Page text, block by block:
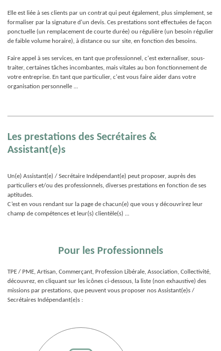
Elle est liée à ses clients par un contrat qui peut également, plus simplement, se
formaliser par la signature d'un devis. Ces prestations sont effectuées de façon
ponctuelle (un remplacement de courte durée) ou régulière (un besoin régulier
de faible volume horaire), à distance ou sur site, en fonction des besoins.
Faire appel à ses services, en tant que professionnel, c'est externaliser, sous-
traiter, certaines tâches incombantes, mais vitales au bon fonctionnement de
votre entreprise. En tant que particulier, c'est vous faire aider dans votre
organisation personnelle ...
Les prestations des Secrétaires &
Assistant(e)s
Un(e) Assistant(e) / Secrétaire Indépendant(e) peut proposer, auprès des
particuliers et/ou des professionnels, diverses prestations en fonction de ses
aptitudes.
C’est en vous rendant sur la page de chacun(e) que vous y découvrirez leur
champ de compétences et leur(s) clientèle(s) ...
Pour les Professionnels
TPE / PME, Artisan, Commerçant, Profession Libérale, Association, Collectivité,
découvrez, en cliquant sur les icônes ci-dessous, la liste (non exhaustive) des
missions par prestations, que peuvent vous proposer nos Assistant(e)s /
Secrétaires Indépendant(e)s :